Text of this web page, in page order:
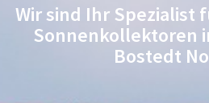
Wir sind Ihr Spezialist
Sonnenkollektoren
Bostedt